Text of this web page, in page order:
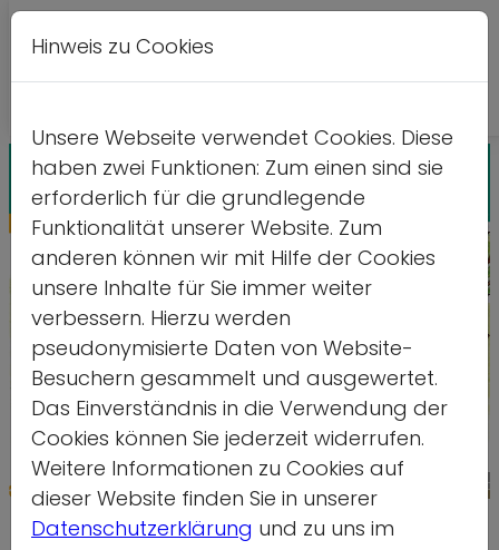
Leichte
Quelle: Aaron
dsj-Bewegungskalender
Hinweis zu Cookies
Unsere Webseite verwendet Cookies. Diese
haben zwei Funktionen: Zum einen sind sie
erforderlich für die grundlegende
Funktionalität unserer Website. Zum
anderen können wir mit Hilfe der Cookies
unsere Inhalte für Sie immer weiter
verbessern. Hierzu werden
pseudonymisierte Daten von Website-
Besuchern gesammelt und ausgewertet.
Das Einverständnis in die Verwendung der
Cookies können Sie jederzeit widerrufen.
Weitere Informationen zu Cookies auf
dieser Website finden Sie in unserer
Datenschutzerklärung und zu uns im